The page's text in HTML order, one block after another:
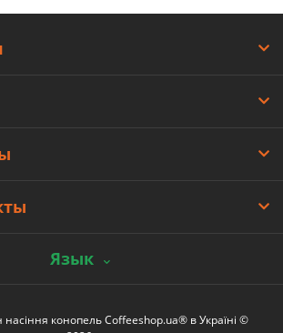
Язык
конопель Coffeeshop.ua® в Україні ©